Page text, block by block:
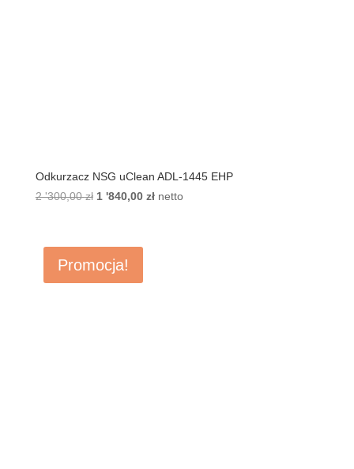
Odkurzacz NSG uClean ADL-1445 EHP
2 '300,00zł Pierwotna
2
'300,00 zł.
1 '840,00 złAktualna
netto
Promocja!